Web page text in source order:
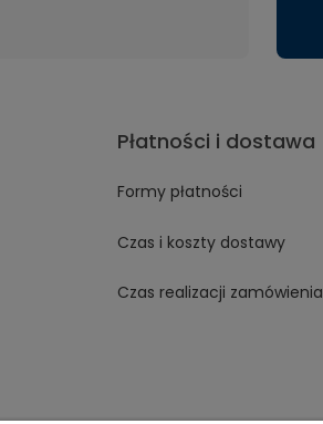
Płatności i dostawa
Formy płatności
Czas i koszty dostawy
Czas realizacji zamówienia